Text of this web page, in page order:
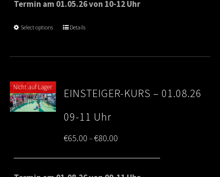
Termin am 01.05.26 von 10-12 Uhr
Select options Details
Nicht auf Lager
EINSTEIGER-KURS – 01.08.26
09-11 Uhr
€65.00–€80.00
range:
€65.00